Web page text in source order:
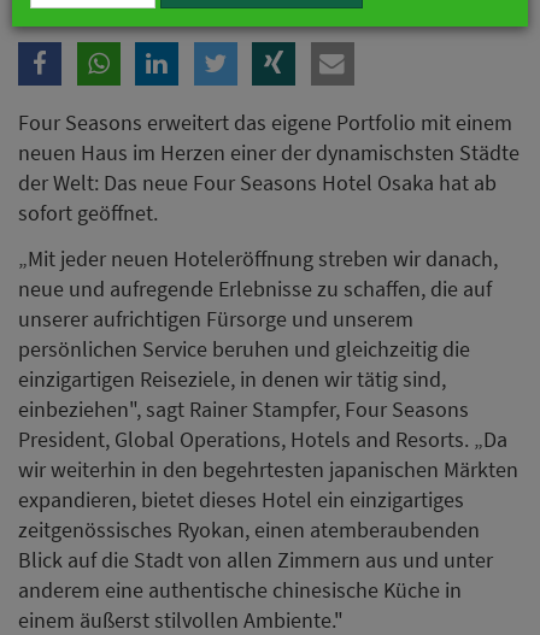
Four Seasons erweitert das eigene Portfolio mit einem
neuen Haus im Herzen einer der dynamischsten Städte
der Welt: Das neue Four Seasons Hotel Osaka hat ab
sofort geöffnet.
„Mit jeder neuen Hoteleröffnung streben wir danach,
neue und aufregende Erlebnisse zu schaffen, die auf
unserer aufrichtigen Fürsorge und unserem
persönlichen Service beruhen und gleichzeitig die
einzigartigen Reiseziele, in denen wir tätig sind,
einbeziehen", sagt Rainer Stampfer, Four Seasons
President, Global Operations, Hotels and Resorts. „Da
wir weiterhin in den begehrtesten japanischen Märkten
expandieren, bietet dieses Hotel ein einzigartiges
zeitgenössisches Ryokan, einen atemberaubenden
Blick auf die Stadt von allen Zimmern aus und unter
anderem eine authentische chinesische Küche in
einem äußerst stilvollen Ambiente."